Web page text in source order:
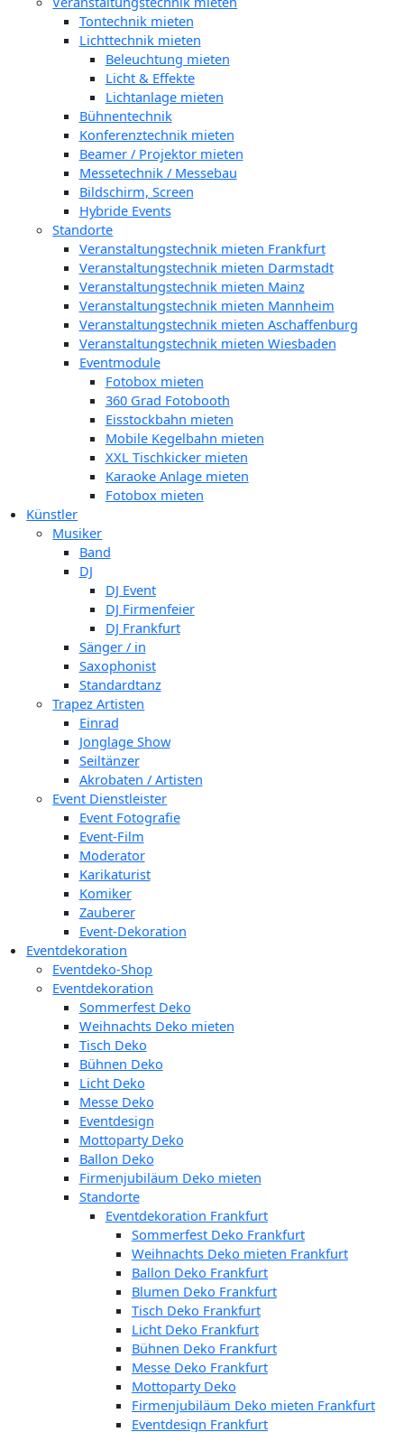
Tontechnik mieten
Lichttechnik mieten
Beleuchtung mieten
Licht & Effekte
Lichtanlage mieten
Bühnentechnik
Konferenztechnik mieten
Beamer / Projektor mieten
Messetechnik / Messebau
Bildschirm, Screen
Hybride Events
Standorte
Veranstaltungstechnik mieten Frankfurt
Veranstaltungstechnik mieten Darmstadt
Veranstaltungstechnik mieten Mainz
Veranstaltungstechnik mieten Mannheim
Veranstaltungstechnik mieten Aschaffenburg
Veranstaltungstechnik mieten Wiesbaden
Eventmodule
Fotobox mieten
360 Grad Fotobooth
Eisstockbahn mieten
Mobile Kegelbahn mieten
XXL Tischkicker mieten
Karaoke Anlage mieten
Fotobox mieten
Künstler
Musiker
Band
DJ
DJ Event
DJ Firmenfeier
DJ Frankfurt
Sänger / in
Saxophonist
Standardtanz
Trapez Artisten
Einrad
Jonglage Show
Seiltänzer
Akrobaten / Artisten
Event Dienstleister
Event Fotografie
Event-Film
Moderator
Karikaturist
Komiker
Zauberer
Event-Dekoration
Eventdekoration
Eventdeko-Shop
Eventdekoration
Sommerfest Deko
Weihnachts Deko mieten
Tisch Deko
Bühnen Deko
Licht Deko
Messe Deko
Eventdesign
Mottoparty Deko
Ballon Deko
Firmenjubiläum Deko mieten
Standorte
Eventdekoration Frankfurt
Sommerfest Deko Frankfurt
Weihnachts Deko mieten Frankfurt
Ballon Deko Frankfurt
Blumen Deko Frankfurt
Tisch Deko Frankfurt
Licht Deko Frankfurt
Bühnen Deko Frankfurt
Messe Deko Frankfurt
Mottoparty Deko
Firmenjubiläum Deko mieten Frankfurt
Eventdesign Frankfurt